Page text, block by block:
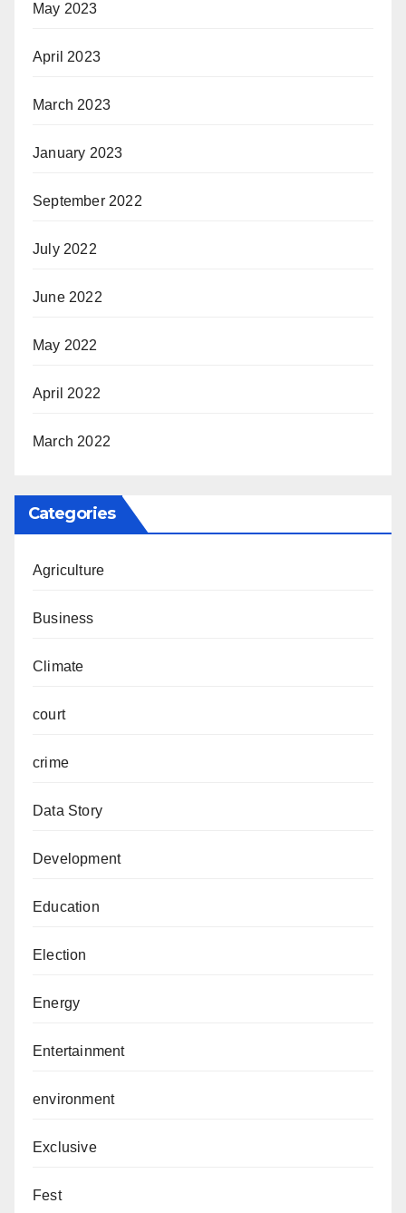
May 2023
April 2023
March 2023
January 2023
September 2022
July 2022
June 2022
May 2022
April 2022
March 2022
Categories
Agriculture
Business
Climate
court
crime
Data Story
Development
Education
Election
Energy
Entertainment
environment
Exclusive
Fest